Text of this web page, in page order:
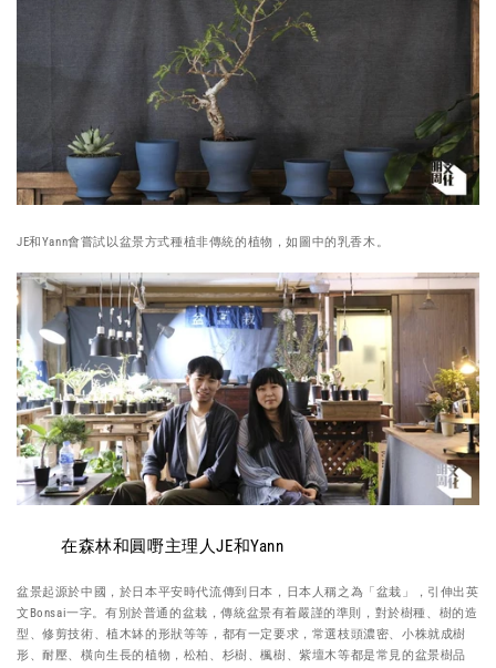
JE和Yann會嘗試以盆景方式種植非傳統的植物，如圖中的乳香木。
在森林和圓嘢主理人JE和Yann
盆景起源於中國，於日本平安時代流傳到日本，日本人稱之為「盆栽」，引伸出英
文Bonsai一字。有別於普通的盆栽，傳統盆景有着嚴謹的準則，對於樹種、樹的造
型、修剪技術、植木缽的形狀等等，都有一定要求，常選枝頭濃密、小株就成樹
形、耐壓、橫向生長的植物，松柏、杉樹、楓樹、紫壇木等都是常見的盆景樹品